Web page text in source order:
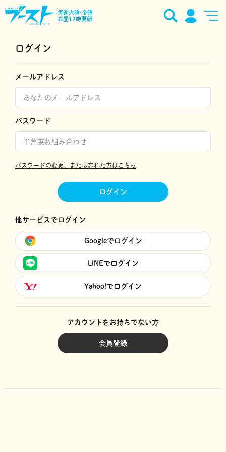
毎週火曜•金曜
お昼12時更新
ログイン
メールアドレス
パスワード
パスワードの変更、または忘れた方はこちら
ログイン
他サービスでログイン
Googleでログイン
LINEでログイン
Yahoo!でログイン
アカウントをお持ちでない方
会員登録